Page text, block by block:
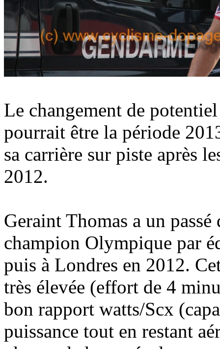
Le changement de
pourrait être la période
sa carrière sur piste après
2012.
Geraint Thomas a un
champion Olympique par
puis à Londres en 2012.
très élevée (effort de 4
bon rapport watts/Scx
puissance tout en restant